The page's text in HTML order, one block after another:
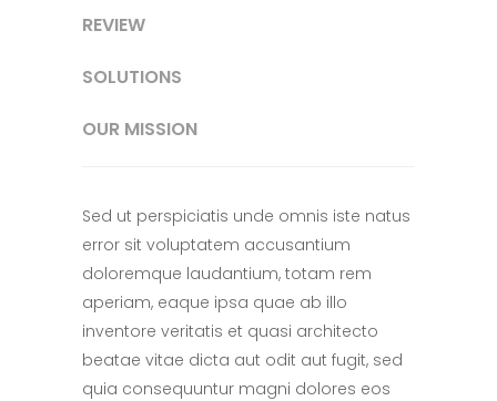
REVIEW
SOLUTIONS
OUR MISSION
Sed ut perspiciatis unde omnis iste natus
error sit voluptatem accusantium
doloremque laudantium, totam rem
aperiam, eaque ipsa quae ab illo
inventore veritatis et quasi architecto
beatae vitae dicta aut odit aut fugit, sed
quia consequuntur magni dolores eos